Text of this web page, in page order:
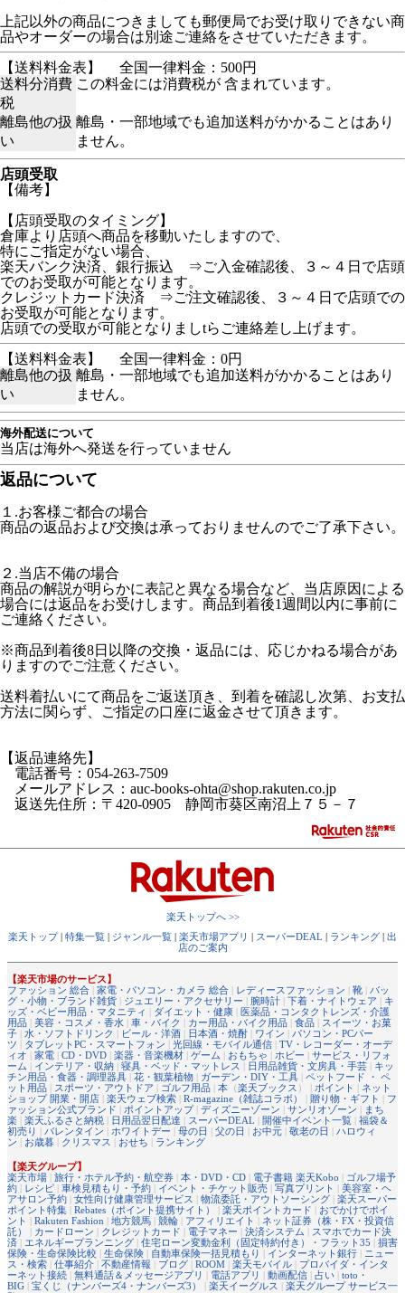
上記以外の商品につきましても郵便局でお受け取りできない商
品やオーダーの場合は別途ご連絡をさせていただきます。
【送料料金表】
全国一律料金：500円
送料分消費
税
この料金には消費税が 含まれています。
離島他の扱
い
離島・一部地域でも追加送料がかかることはあり
ません。
店頭受取
【備考】
【店頭受取のタイミング】
倉庫より店頭へ商品を移動いたしますので、
特にご指定がない場合、
楽天バンク決済、銀行振込 ⇒ご入金確認後、３～４日で店頭
でのお受取が可能となります。
クレジットカード決済 ⇒ご注文確認後、３～４日で店頭での
お受取が可能となります。
店頭での受取が可能となりましtらご連絡差し上げます。
【送料料金表】
全国一律料金：0円
離島他の扱
い
離島・一部地域でも追加送料がかかることはあり
ません。
海外配送について
当店は海外へ発送を行っていません
返品について
１.お客様ご都合の場合
商品の返品および交換は承っておりませんのでご了承下さい。
２.当店不備の場合
商品の解説が明らかに表記と異なる場合など、当店原因による
場合には返品をお受けします。商品到着後1週間以内に事前に
ご連絡ください。
※商品到着後8日以降の交換・返品には、応じかねる場合があ
りますのでご注意ください。
送料着払いにて商品をご返送頂き、到着を確認し次第、お支払
方法に関らず、ご指定の口座に返金させて頂きます。
【返品連絡先】
電話番号：054-263-7509
メールアドレス：auc-books-ohta@shop.rakuten.co.jp
返送先住所：〒420-0905 静岡市葵区南沼上７５－７
楽天トップへ >>
楽天トップ| 特集一覧 | ジャンル一覧 | 楽天市場アプリ | スーパーDEAL | ランキング | 出
店のご案内
【楽天市場のサービス】
ファッション 総合 | 家電・パソコン・カメラ 総合 | レディースファッション | 靴 | バッ
グ・小物・ブランド雑貨 | ジュエリー・アクセサリー | 腕時計 | 下着・ナイトウェア | キ
ッズ・ベビー用品・マタニティ | ダイエット・健康 | 医薬品・コンタクトレンズ・介護
用品 | 美容・コスメ・香水 | 車・バイク | カー用品・バイク用品 | 食品 | スイーツ・お菓
子 | 水・ソフトドリンク | ビール・洋酒 | 日本酒・焼酎 | ワイン | パソコン・PCパー
ツ | タブレットPC・スマートフォン | 光回線・モバイル通信 | TV・レコーダー・オーデ
ィオ | 家電 | CD・DVD | 楽器・音楽機材 | ゲーム | おもちゃ | ホビー | サービス・リフォ
ーム | インテリア・収納 | 寝具・ベッド・マットレス | 日用品雑貨・文房具・手芸 | キッ
チン用品・食器・調理器具 | 花・観葉植物 | ガーデン・DIY・工具 | ペットフード ・ ペ
ット用品 | スポーツ・アウトドア | ゴルフ用品 | 本 （楽天ブックス ） | ポイント | ネット
ショップ 開業・開店 | 楽天ウェブ検索 | R-magazine（雑誌コラボ） | 贈り物・ギフト | フ
ァッション公式ブランド | ポイントアップ| ディズニーゾーン | サンリオゾーン | まち
楽 | 楽天ふるさと納税 | 日用品翌日配達 | スーパーDEAL | 開催中イベント一覧 | 福袋＆
初売り | バレンタイン | ホワイトデー | 母の日 | 父の日 | お中元 | 敬老の日 | ハロウィ
ン | お歳暮 | クリスマス | おせち | ランキング
【楽天グループ】
楽天市場 | 旅行・ホテル予約・航空券 | 本・DVD・CD | 電子書籍 楽天Kobo | ゴルフ場予
約 | レシピ | 車検見積もり・予約 | イベント・チケット販売 | 写真プリント | 美容室・ヘ
アサロン予約 | 女性向け健康管理サービス | 物流委託・アウトソーシング | 楽天スーパー
ポイント特集 | Rebates（ポイント提携サイト） | 楽天ポイントカード | おでかけでポイ
ント | Rakuten Fashion | 地方競馬 | 競輪 | アフィリエイト | ネット証券（株・FX・投資信
託）
| カードローン | クレジットカード | 電子マネー | 決済システム | スマホでカード決
済 | エネルギープランニング | 住宅ローン変動金利（固定特約付き）・フラット35 | 損害
保険・生命保険比較 | 生命保険 | 自動車保険一括見積もり | インターネット銀行 | ニュー
ス・検索 | 仕事紹介 | 不動産情報 | ブログ | ROOM | 楽天モバイル | プロバイダ・インタ
ーネット接続 | 無料通話＆メッセージアプリ | 電話アプリ | 動画配信 | 占い | toto・
BIG | 宝くじ（ナンバーズ4・ナンバーズ3） | 楽天イーグルス | 楽天グループ サービス一